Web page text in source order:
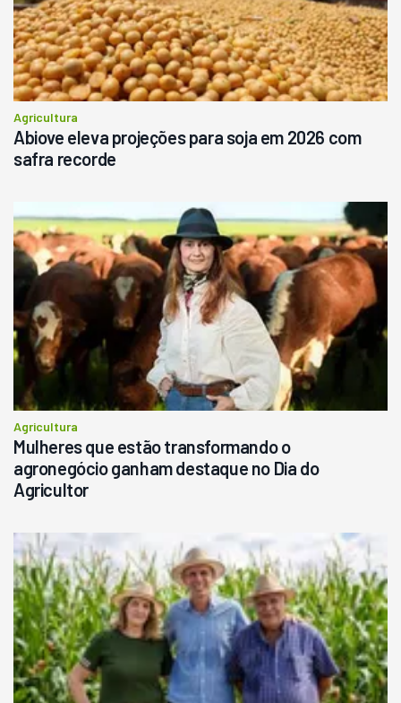
Agricultura
Abiove eleva projeções para soja em 2026 com
safra recorde
Agricultura
Mulheres que estão transformando o
agronegócio ganham destaque no Dia do
Agricultor